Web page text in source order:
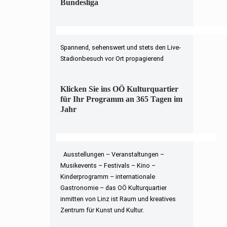
Bundesliga
Spannend, sehenswert und stets den Live-
Stadionbesuch vor Ort propagierend
Klicken Sie ins OÖ Kulturquartier
für Ihr Programm an 365 Tagen im
Jahr
Ausstellungen – Veranstaltungen –
Musikevents – Festivals – Kino –
Kinderprogramm – internationale
Gastronomie – das OÖ Kulturquartier
inmitten von Linz ist Raum und kreatives
Zentrum für Kunst und Kultur.